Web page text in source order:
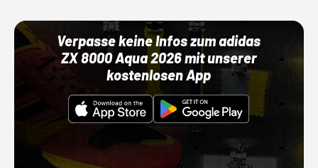
Verpasse keine Infos zum adidas
ZX 8000 Aqua 2026 mit unserer
kostenlosen App